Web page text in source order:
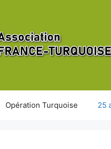
Opération Turquoise 25